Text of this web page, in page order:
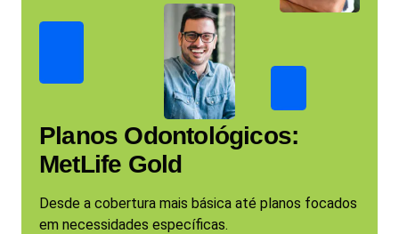
Planos Odontológicos:
MetLife Gold
Desde a cobertura mais básica até planos focados
em necessidades específicas.